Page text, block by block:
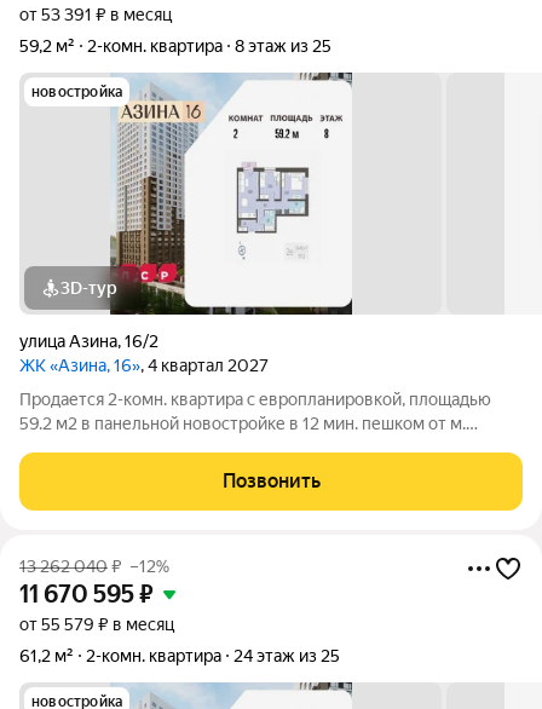
от 53 391 ₽ в месяц
59,2 м²
2-комн. квартира 8 этаж из 25
новостройка
3D-тур
улица Азина,16/2
ЖК «Азина, 16», 4 квартал 2027
Продается 2-комн. квартира с европланировкой, площадью
59.2 м2 в панельной новостройке в 12 мин. пешком от м.
ипотечных средств, есть военная ипотека. Жилая площадь 24.1
м2, кухня 16.8 м2, отделка
Позвонить
13 262 040₽ –12%
11 670 595₽
от 55 579 ₽ в месяц
61,2 м²
2-комн. квартира 24 этаж из 25
новостройка